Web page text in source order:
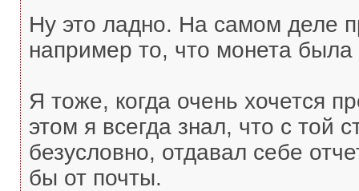
Ну это ладно. На самом деле
например то, что монета
Я тоже, когда очень хочется
этом я всегда знал, что с той
безусловно, отдавал себе
бы от почты.